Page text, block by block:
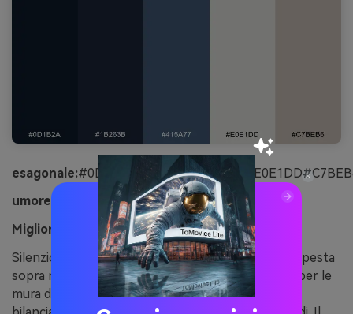
esagonale:
umore:
Tranquillo, naturale, sobrio
Migliore per:
Interno soggiorno moderno
Silenzioso e naturale, si sente come nuvole di tempesta
sopra morbido lino e pietra. Utilizza il blu intenso per le
mura da incasso, le pareti di accento o gli armadi e